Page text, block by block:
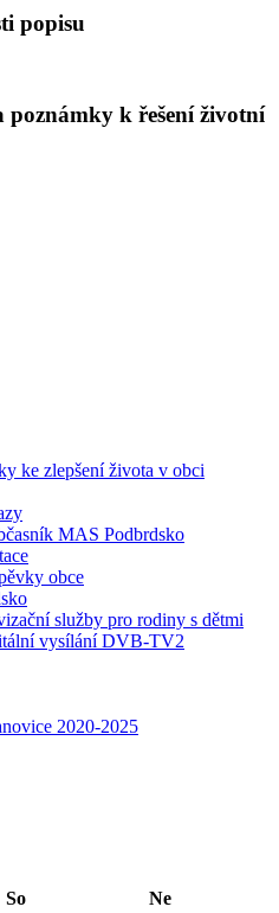
popisu
poznámky k řešení životní
ke zlepšení života v obci
MAS Podbrdsko
obce
služby pro rodiny s dětmi
vysílání DVB-TV2
2020-2025
So Ne